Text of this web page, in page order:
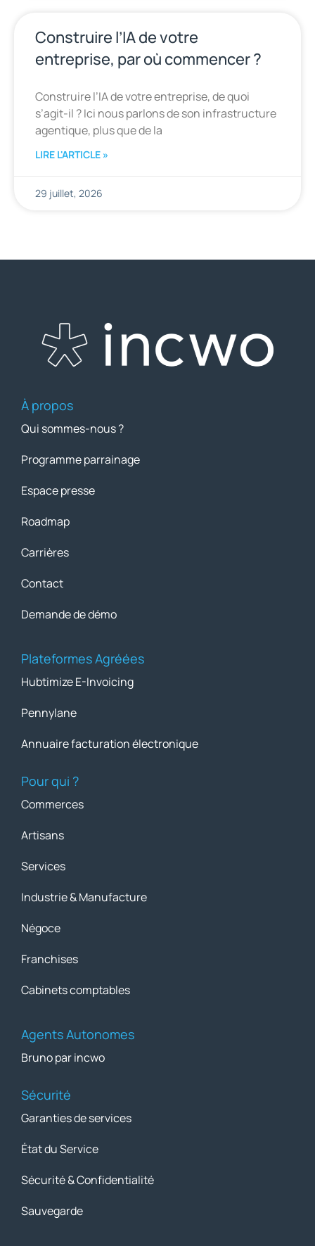
Construire l’IA de votre
entreprise, par où commencer ?
Construire l’IA de votre entreprise, de quoi
s’agit-il ? Ici nous parlons de son infrastructure
agentique, plus que de la
LIRE L'ARTICLE »
29 juillet, 2026
À propos
Qui sommes-nous ?
Programme parrainage
Espace presse
Roadmap
Carrières
Contact
Demande de démo
Plateformes Agréées
Hubtimize E-Invoicing
Pennylane
Annuaire facturation électronique
Pour qui ?
Commerces
Artisans
Services
Industrie & Manufacture
Négoce
Franchises
Cabinets comptables
Agents Autonomes
Bruno par incwo
Sécurité
Garanties de services
État du Service
Sécurité & Confidentialité
Sauvegarde